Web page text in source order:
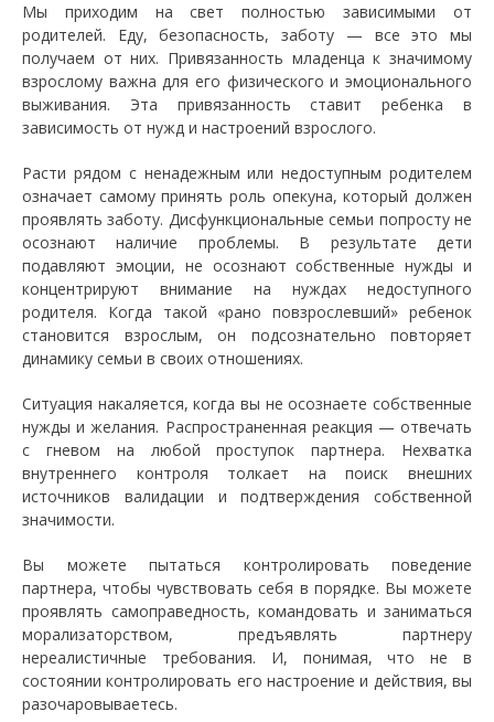
Мы приходим на свет полностью зависимыми от
родителей. Еду, безопасность, заботу — все это мы
получаем от них. Привязанность младенца к значимому
взрослому важна для его физического и эмоционального
выживания. Эта привязанность ставит ребенка в
зависимость от нужд и настроений взрослого.
Расти рядом с ненадежным или недоступным родителем
означает самому принять роль опекуна, который должен
проявлять заботу. Дисфункциональные семьи попросту не
осознают наличие проблемы. В результате дети
подавляют эмоции, не осознают собственные нужды и
концентрируют внимание на нуждах недоступного
родителя. Когда такой «рано повзрослевший» ребенок
становится взрослым, он подсознательно повторяет
динамику семьи в своих отношениях.
Ситуация накаляется, когда вы не осознаете собственные
нужды и желания. Распространенная реакция — отвечать
с гневом на любой проступок партнера. Нехватка
внутреннего контроля толкает на поиск внешних
источников валидации и подтверждения собственной
значимости.
Вы можете пытаться контролировать поведение
партнера, чтобы чувствовать себя в порядке. Вы можете
проявлять самоправедность, командовать и заниматься
морализаторством, предъявлять партнеру
нереалистичные требования. И, понимая, что не в
состоянии контролировать его настроение и действия, вы
разочаровываетесь.